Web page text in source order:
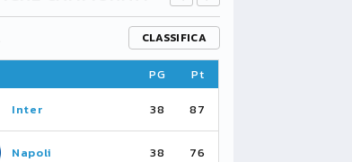
CLASSIFICA
PG Pt
Inter 38 87
Napoli 38 76